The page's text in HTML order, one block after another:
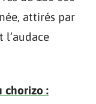
attirés par
l’audace
chorizo :